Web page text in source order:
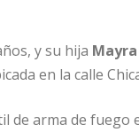
y su hija
en la calle
de arma de fuego